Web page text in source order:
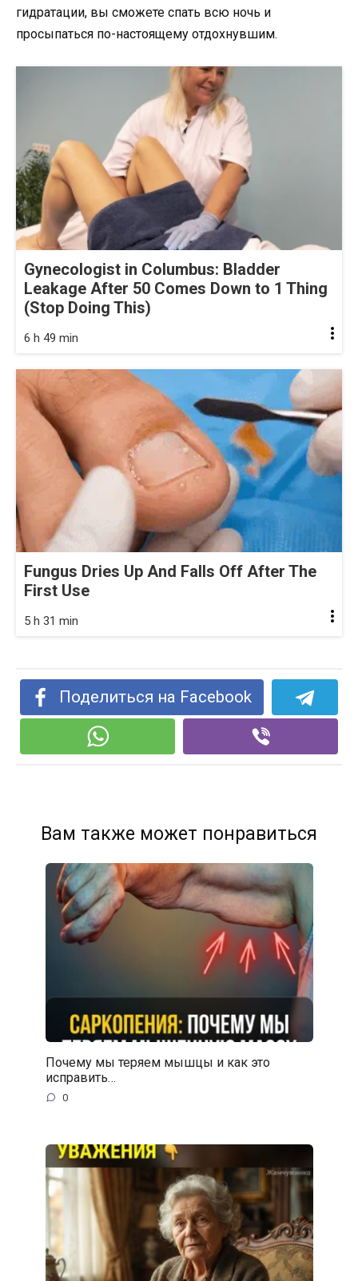
гидратации, вы сможете спать всю ночь и
просыпаться по-настоящему отдохнувшим.
Gynecologist in Columbus: Bladder
Leakage After 50 Comes Down to 1 Thing
(Stop Doing This)
6 h 49 min
Fungus Dries Up And Falls Off After The
First Use
5 h 31 min
Поделиться на Facebook
Вам также может понравиться
Почему мы теряем мышцы и как это
исправить…
0